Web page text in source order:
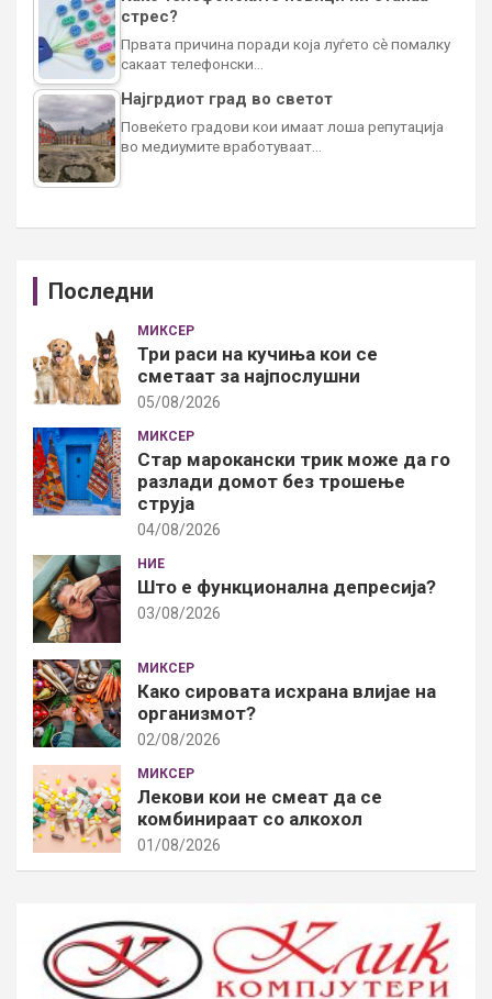
стрес?
Првата причина поради која луѓето сè помалку
сакаат телефонски…
Најгрдиот град во светот
Повеќето градови кои имаат лоша репутација
во медиумите вработуваат…
Последни
МИКСЕР
Три раси на кучиња кои се
сметаат за најпослушни
05/08/2026
МИКСЕР
Стар марокански трик може да го
разлади домот без трошење
струја
04/08/2026
НИЕ
Што е функционална депресија?
03/08/2026
МИКСЕР
Како сировата исхрана влијае на
организмот?
02/08/2026
МИКСЕР
Лекови кои не смеат да се
комбинираат со алкохол
01/08/2026